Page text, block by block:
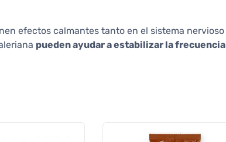
efectos calmantes tanto en el sistema nervioso
pueden ayudar a estabilizar la frecuencia